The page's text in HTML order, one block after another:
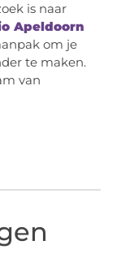
is naar
Apeldoorn
om je
te maken.
van